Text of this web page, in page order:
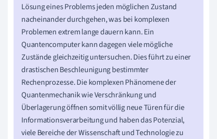
Lösung eines Problems jeden möglichen Zustand
nacheinander durchgehen, was bei komplexen
Problemen extrem lange dauern kann. Ein
Quantencomputer kann dagegen viele mögliche
Zustände gleichzeitig untersuchen. Dies führt zu einer
drastischen Beschleunigung bestimmter
Rechenprozesse. Die komplexen Phänomene der
Quantenmechanik wie Verschränkung und
Überlagerung öffnen somit völlig neue Türen für die
Informationsverarbeitung und haben das Potenzial,
viele Bereiche der Wissenschaft und Technologie zu